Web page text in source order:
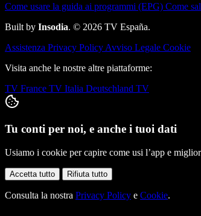
Come usare la guida ai programmi (EPG) Come
Built by Insodia. © 2026 TV España.
Assistenza Privacy Policy Avviso Legale Cookie
Visita anche le nostre altre piattaforme:
TV France TV Italia Deutschland TV
Tu conti per noi, e anche i tuoi dati
Usiamo i cookie per capire come usi l’app e
Accetta tutto Rifiuta tutto
Consulta la nostra Privacy Policy e Cookie.